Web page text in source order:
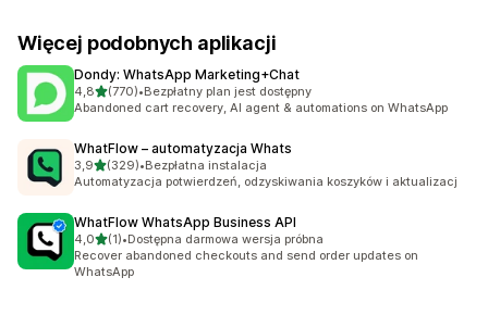
Więcej podobnych aplikacji
Dondy: WhatsApp Marketing+Chat
4,8na 5 gwiazdek
(770)
Łączna liczba recenzji: 770
•Bezpłatny plan jest dostępny
Abandoned cart recovery, AI agent & automations on WhatsApp
WhatFlow – automatyzacja Whats
3,9na 5 gwiazdek
(329)
Łączna liczba recenzji: 329
•Bezpłatna instalacja
Automatyzacja potwierdzeń, odzyskiwania koszyków i aktualizacj
WhatFlow WhatsApp Business API
4,0na 5 gwiazdek
(1)
Łączna liczba recenzji: 1
•Dostępna darmowa wersja próbna
Recover abandoned checkouts and send order updates on
WhatsApp